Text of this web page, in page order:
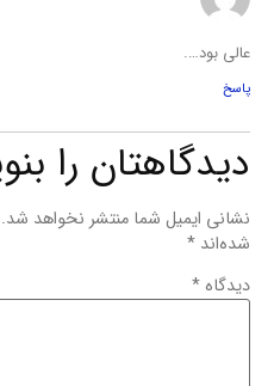
عالی بود….
پاسخ
دیدگاهتان را
نشانی ایمیل شما منتشر نخواهد شد.
شده‌اند *
دیدگاه *